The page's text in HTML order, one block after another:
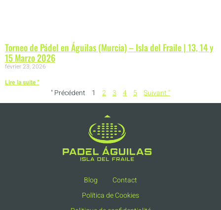
Torneo de Pádel en Águilas (Murcia) – Isla del Fraile | 13, 14 y
15 Marzo 2026
février 23, 2026
Lire la suite "
" Précédent 1 2 3 4 5 Suivant "
Blog
Contact
Política de Cookies